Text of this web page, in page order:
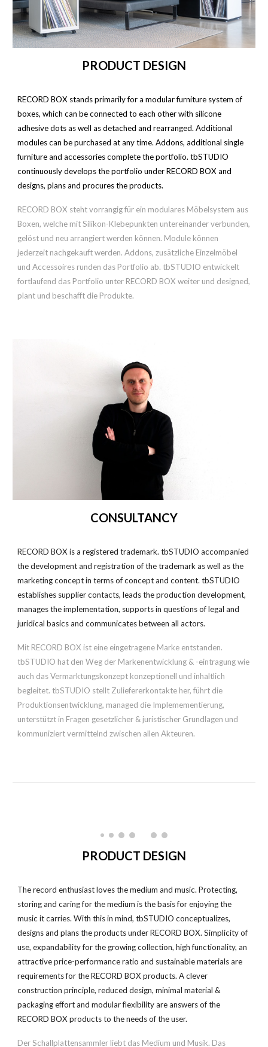
PRODUCT DESIGN
RECORD BOX stands primarily for a modular furniture system of
boxes, which can be connected to each other with silicone
adhesive dots as well as detached and rearranged. Additional
modules can be purchased at any time. Addons, additional single
furniture and accessories complete the portfolio. tbSTUDIO
continuously develops the portfolio under RECORD BOX and
designs, plans and procures the products.
RECORD BOX stehtvorrangig für ein modulares Möbelsystem aus
Boxen, welche mit Silikon-Klebepunkten untereinander verbunden,
gelöst und neu arrangiert werden können. Module können
jederzeit nachgekauft werden. Addons, zusätzliche Einzelmöbel
und Accessoires runden das Portfolio ab. tbSTUDIO entwickelt
fortlaufend das Portfolio unter RECORD BOX weiter und designed,
plant und beschafft die Produkte.
CONSULTANCY
RECORD BOX is a registered trademark. tbSTUDIO accompanied
the development and registration of the trademark as well as the
marketing concept in terms of concept and content. tbSTUDIO
establishes supplier contacts, leads the production development,
manages the implementation, supports in questions of legal and
juridical basics and communicates between all actors.
Mit RECORD BOX ist eine eingetragene Marke entstanden.
tbSTUDIO hat den Weg der Markenentwicklung & -eintragung wie
auch das Vermarktungskonzept konzeptionell und inhaltlich
begleitet. tbSTUDIO stellt Zuliefererkontakte her, führt die
Produktionsentwicklung, managed die Implemementierung,
unterstützt in Fragen gesetzlicher & juristischer Grundlagen und
kommuniziert vermittelnd zwischen allen Akteuren.
PRODUCT DESIGN
The record enthusiast loves the medium and music. Protecting,
storing and caring for the medium is the basis for enjoying the
music it carries. With this in mind, tbSTUDIO conceptualizes,
designs and plans the products under RECORD BOX. Simplicity of
use, expandability for the growing collection, high functionality, an
attractive price-performance ratio and sustainable materials are
requirements for the RECORD BOX products. A clever
construction principle, reduced design, minimal material &
packaging effort and modular flexibility are answers of the
RECORD BOX products to the needs of the user.
Der Schallplattensammler liebt das Medium und Musik. Das